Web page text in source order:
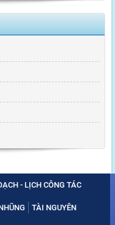
- LỊCH CÔNG TÁC
TÀI NGUYÊN